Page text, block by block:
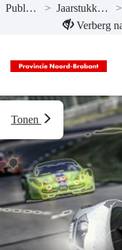
Naar hoofdinhoud
Publicaties > Jaarstukken 2022 >
Verberg
Tonen